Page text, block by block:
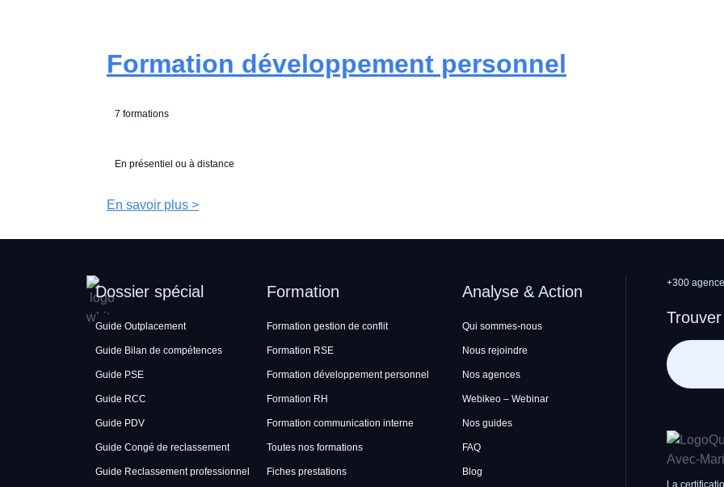
Formation développement personnel
7 formations
En présentiel ou à distance
En savoir plus >
Dossier spécial
Guide Outplacement
Guide Bilan de compétences
Guide PSE
Guide RCC
Guide PDV
Guide Congé de reclassement
Guide Reclassement professionnel
Formation
Formation gestion de conflit
Formation RSE
Formation développement personnel
Formation RH
Formation communication interne
Toutes nos formations
Fiches prestations
Analyse & Action
Qui sommes-nous
Nous rejoindre
Nos agences
Webikeo – Webinar
Nos guides
FAQ
Blog
+300